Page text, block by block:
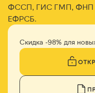
ФССП, ГИС ГМП, ФНП
ЕФРСБ.
Скидка -98% для